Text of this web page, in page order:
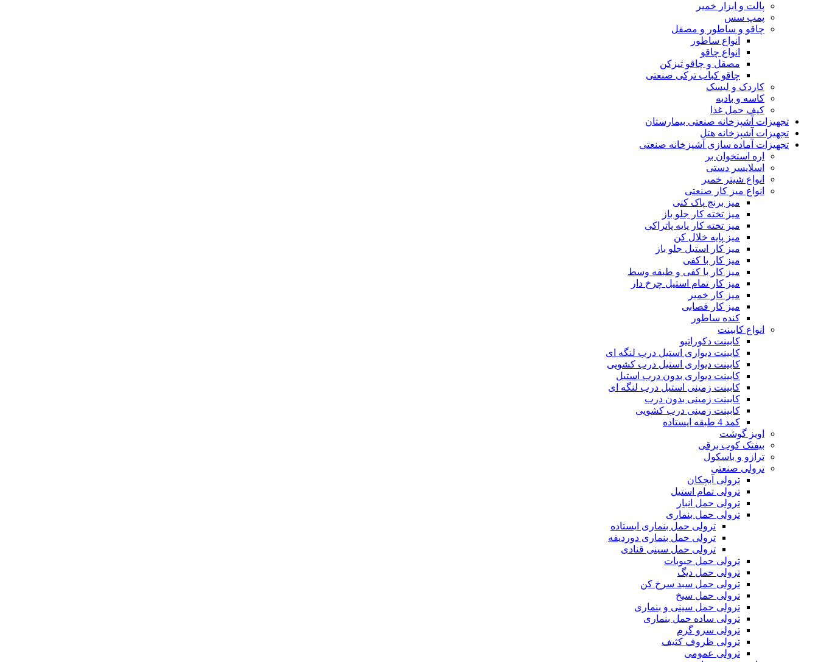
پالت و ابزار خمیر
پمپ سس
چاقو و ساطور و مصقل
انواع ساطور
انواع چاقو
مصقل و چاقو تیزکن
چاقو کباب ترکی صنعتی
کاردک و لیسک
کاسه و بادیه
کیف حمل غذا
تجهیزات آشپزخانه صنعتی بیمارستان
تجهیزات آشپزخانه هتل
تجهیزات آماده سازی آشپزخانه صنعتی
اره استخوان بر
اسلایسر دستی
انواع شیتر خمیر
انواع میز کار صنعتی
میز برنج پاک کنی
میز تخته کار جلو باز
میز تخته کار پایه پاتراکی
میز پایه خلال کن
میز کار استیل جلو باز
میز کار با کفی
میز کار با کفی و طبقه وسط
میز کار تمام استیل چرخ دار
میز کار خمیر
میز کار قصابی
کنده ساطور
انواع کابینت
کابینت دکوراتیو
کابینت دیواری استیل درب لنگه ای
کابینت دیواری استیل درب کشویی
کابینت دیواری بدون درب استیل
کابینت زمینی استیل درب لنگه ای
کابینت زمینی بدون درب
کابینت زمینی درب کشویی
کمد 4 طبقه ایستاده
اویز گوشت
بیفتک کوب برقی
ترازو و باسکول
ترولی صنعتی
ترولی آبچکان
ترولی تمام استیل
ترولی حمل انبار
ترولی حمل بنماری
ترولی حمل بنماری ایستاده
ترولی حمل بنماری دوردیفه
ترولی حمل سینی قنادی
ترولی حمل حبوبات
ترولی حمل دیگ
ترولی حمل سبد سرخ کن
ترولی حمل سیخ
ترولی حمل سینی و بنماری
ترولی ساده حمل بنماری
ترولی سرو گرم
ترولی ظروف کثیف
ترولی عمومی